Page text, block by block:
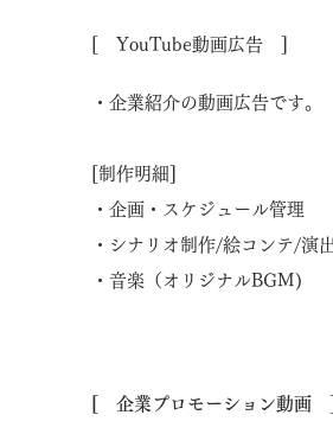
[ YouTube動画広告 ]
・企業紹介の動画広告です。
[制作明細]
・企画・スケジュール管理
・シナリオ制作/絵コンテ/演
​・音楽（オリジナルBGM)
[ 企業プロモーション動画